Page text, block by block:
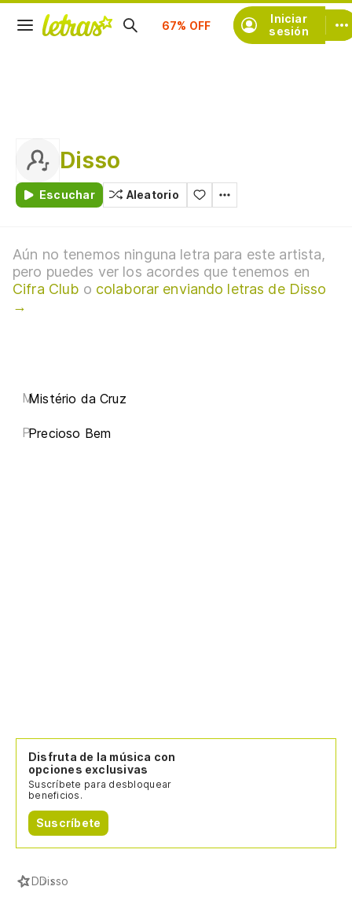
Iniciar
sesión
Suscríbete
Disso
Escuchar Aleatorio
Aún no tenemos ninguna letra para este artista,
pero puedes ver los acordes que tenemos en
Cifra Club o colaborar enviando letras de Disso
→
MMistério da Cruz
PPrecioso Bem
Disfruta de la música con
opciones exclusivas
Suscríbete para desbloquear
beneficios.
Suscríbete
DDisso